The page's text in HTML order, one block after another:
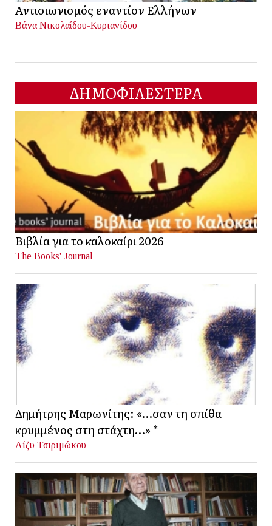
Αντισιωνισμός εναντίον Ελλήνων
Βάνα Νικολαΐδου-Κυριανίδου
ΔΗΜΟΦΙΛΕΣΤΕΡΑ
Βιβλία για το καλοκαίρι 2026
The Books' Journal
Δημήτρης Μαρωνίτης: «…σαν τη σπίθα
κρυμμένος στη στάχτη…» *
Λίζυ Τσιριμώκου